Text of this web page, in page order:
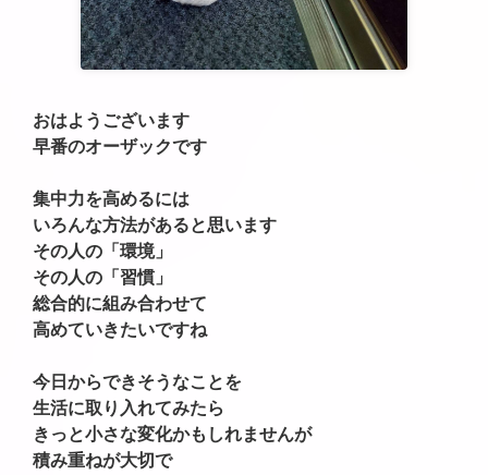
おはようございます
早番のオーザックです
集中力を高めるには
いろんな方法があると思います
その人の「環境」
その人の「習慣」
総合的に組み合わせて
高めていきたいですね
今日からできそうなことを
生活に取り入れてみたら
きっと小さな変化かもしれませんが
積み重ねが大切で